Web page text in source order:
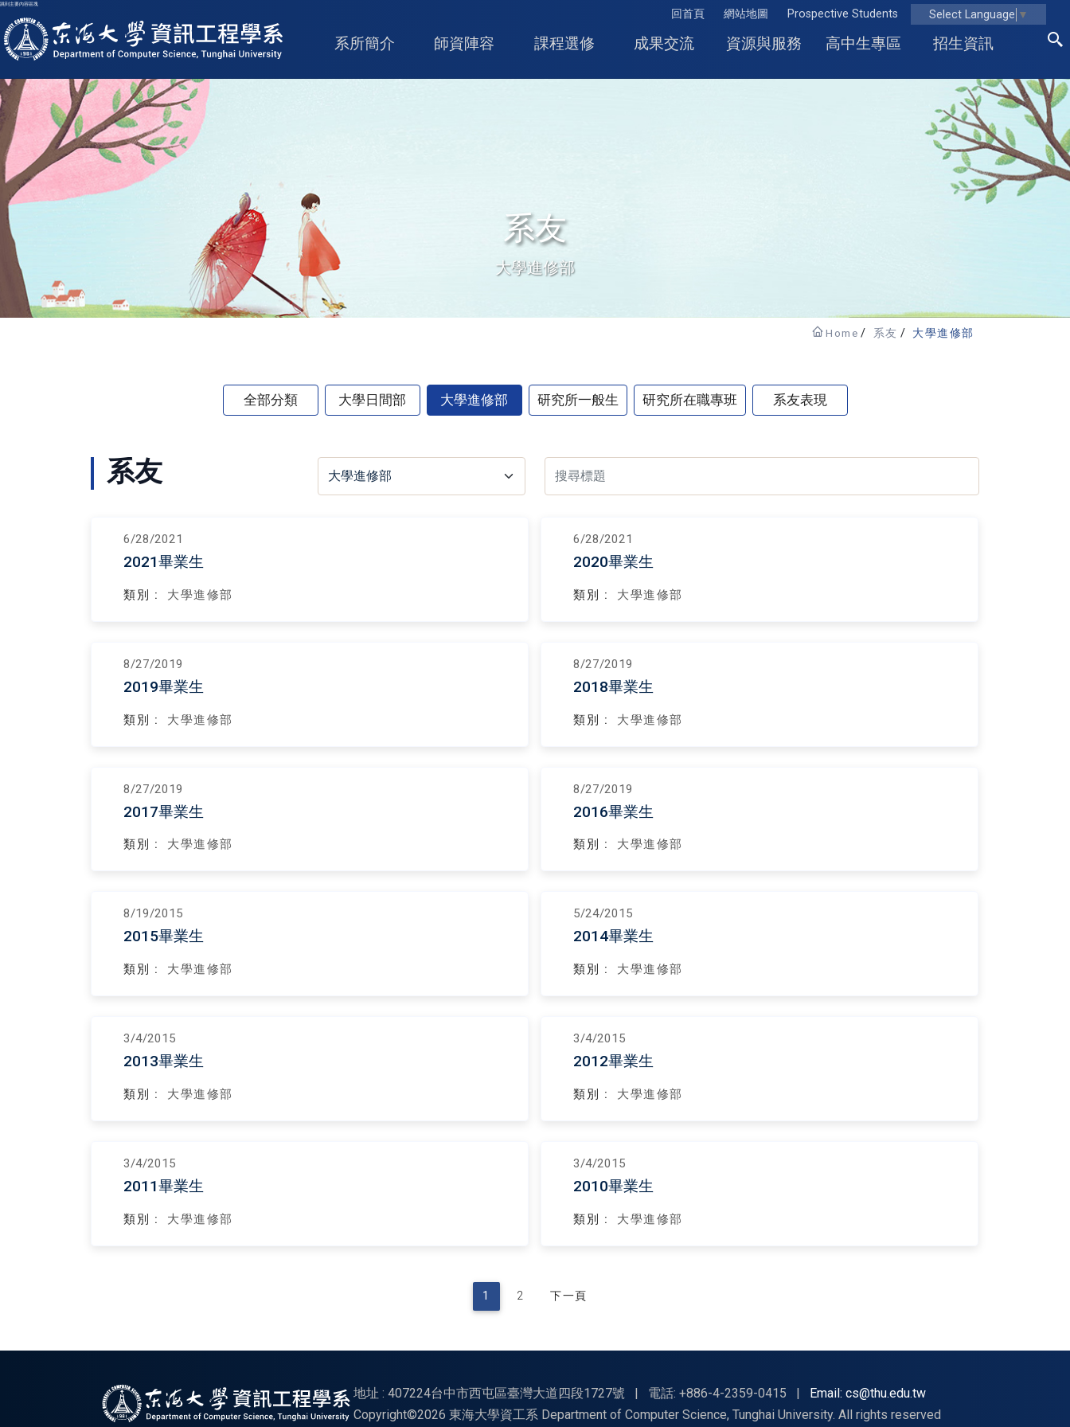
跳到主要內容區塊
回首頁 網站地圖 Prospective Students Select Language ▼
東海大學logo
系所簡介 師資陣容 課程選修 成果交流 資源與服務 高中生專區 招生資訊
系友
大學進修部
Home 系友 大學進修部
全部分類 大學日間部 大學進修部 研究所一般生 研究所在職專班 系友表現
系友
6/28/2021
2021畢業生
類別 : 大學進修部
6/28/2021
2020畢業生
類別 : 大學進修部
8/27/2019
2019畢業生
類別 : 大學進修部
8/27/2019
2018畢業生
類別 : 大學進修部
8/27/2019
2017畢業生
類別 : 大學進修部
8/27/2019
2016畢業生
類別 : 大學進修部
8/19/2015
2015畢業生
類別 : 大學進修部
5/24/2015
2014畢業生
類別 : 大學進修部
3/4/2015
2013畢業生
類別 : 大學進修部
3/4/2015
2012畢業生
類別 : 大學進修部
3/4/2015
2011畢業生
類別 : 大學進修部
3/4/2015
2010畢業生
類別 : 大學進修部
1 2 下一頁
地址 : 407224台中市西屯區臺灣大道四段1727號 | 電話: +886-4-2359-0415 |
Email: cs@thu.edu.tw
Copyright©2026 東海大學資工系 Department of Computer Science, Tunghai University. All rights reserved